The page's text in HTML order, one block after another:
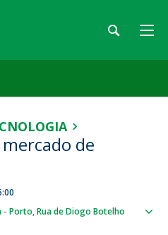
de
- Porto Rua de Diogo Botelho